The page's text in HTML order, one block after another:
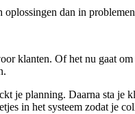
dan in
klanten. Of het nu gaat
je planning. Daarna sta
in het systeem zodat je